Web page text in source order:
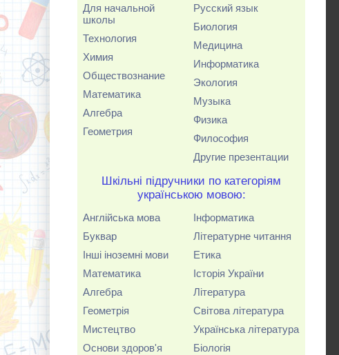
Для начальной
школы
Технология
Химия
Обществознание
Математика
Алгебра
Геометрия
Русский язык
Биология
Медицина
Информатика
Экология
Музыка
Физика
Философия
Другие презентации
Шкільні підручники по категоріям
українською мовою:
Англійська мова
Буквар
Інші іноземні мови
Математика
Алгебра
Геометрія
Мистецтво
Основи здоров'я
Інформатика
Літературне читання
Етика
Історія України
Література
Світова література
Українська література
Біологія